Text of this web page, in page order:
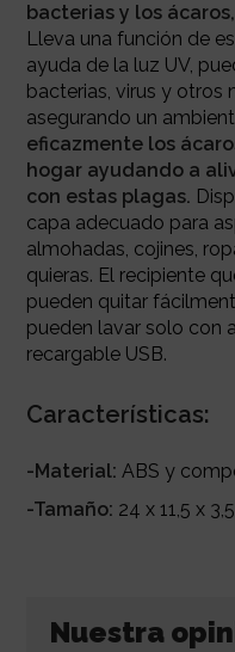
bacterias y los
Lleva una función de
ayuda de la luz UV,
bacterias, virus y otros
asegurando un
eficazmente los
hogar ayudando a
con estas plagas.
capa adecuado para
almohadas, cojines,
quieras. El recipiente
pueden quitar
pueden lavar solo con
recargable USB.
Características:
-Material: ABS y
-Tamaño: 24 x 11,5 x
Nuestra